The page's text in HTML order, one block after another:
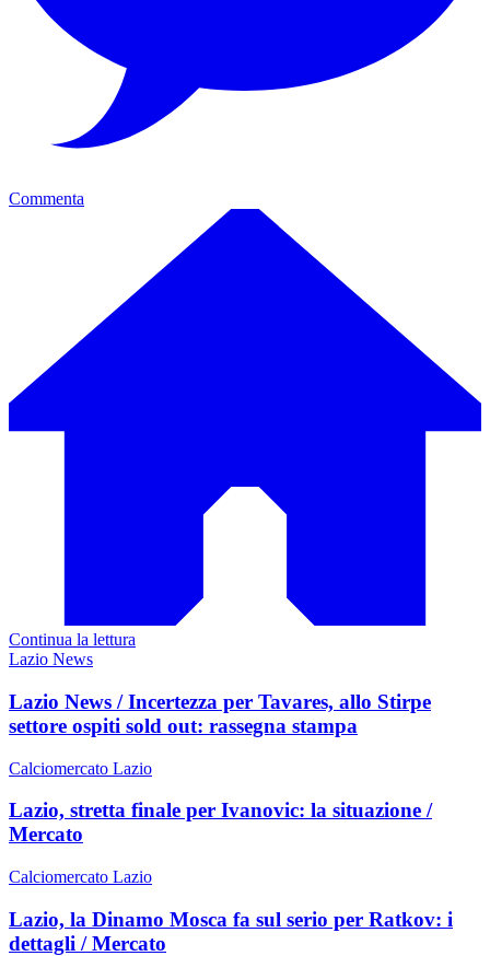
Commenta
Continua la lettura
Lazio News
Lazio News / Incertezza per Tavares, allo Stirpe
settore ospiti sold out: rassegna stampa
Calciomercato Lazio
Lazio, stretta finale per Ivanovic: la situazione /
Mercato
Calciomercato Lazio
Lazio, la Dinamo Mosca fa sul serio per Ratkov: i
dettagli / Mercato